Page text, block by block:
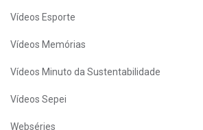
Vídeos Esporte
Vídeos Memórias
Vídeos Minuto da Sustentabilidade
Vídeos Sepei
Webséries